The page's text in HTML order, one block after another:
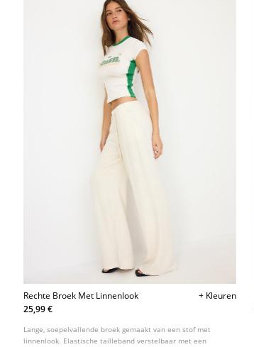
Rechte Broek Met Linnenlook
+ Kleuren
25,99 €
Lange, soepelvallende broek gemaakt van een stof met
linnenlook. Elastische tailleband verstelbaar met een